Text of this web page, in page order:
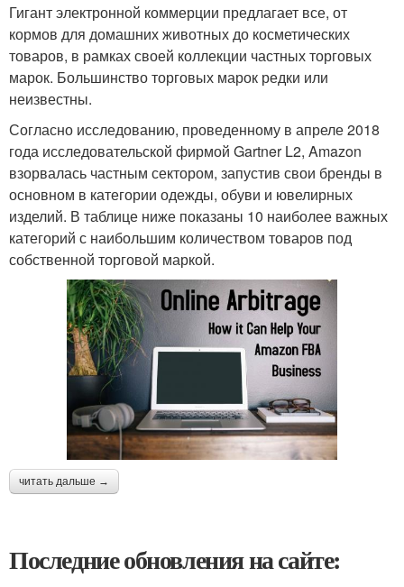
Гигант электронной коммерции предлагает все, от
кормов для домашних животных до косметических
товаров, в рамках своей коллекции частных торговых
марок. Большинство торговых марок редки или
неизвестны.
Согласно исследованию, проведенному в апреле 2018
года исследовательской фирмой Gartner L2, Amazon
взорвалась частным сектором, запустив свои бренды в
основном в категории одежды, обуви и ювелирных
изделий. В таблице ниже показаны 10 наиболее важных
категорий с наибольшим количеством товаров под
собственной торговой маркой.
читать дальше →
Последние обновления на сайте: